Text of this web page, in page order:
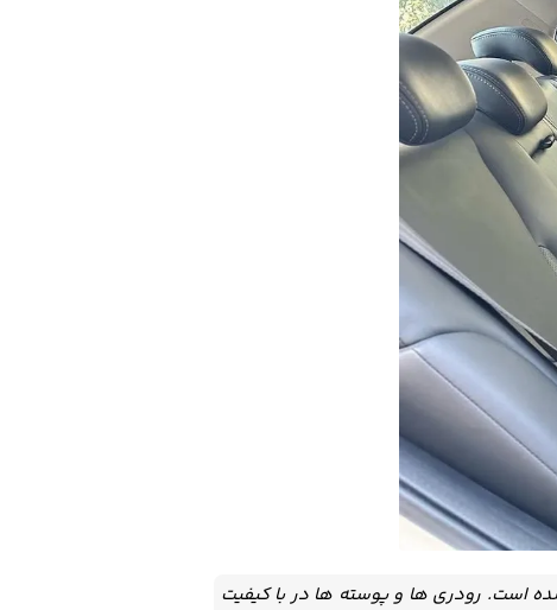
است. رودری ها و پوسته ها در با کیفیت